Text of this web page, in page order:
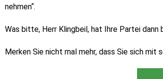
nehmen“.
Was bitte, Herr Klingbeil, hat Ihre Partei dann
Merken Sie nicht mal mehr, dass Sie sich mit